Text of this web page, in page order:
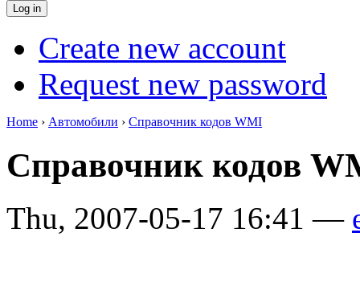
Create new account
Request new password
Home › Автомобили › Справочник кодов WMI
Справочник кодов
Thu, 2007-05-17 16:41 —